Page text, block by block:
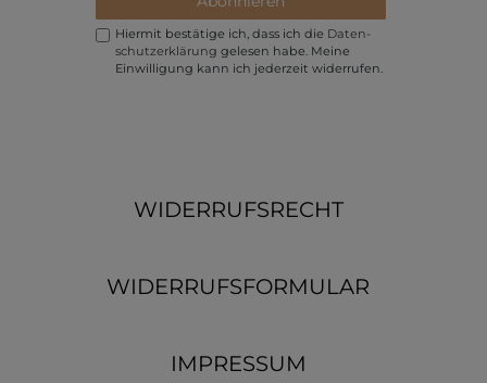
Hiermit bestätige ich, dass ich die Daten­
schutz­erklärung gelesen habe. Meine
Einwilligung kann ich jederzeit widerrufen.
WIDERRUFSRECHT
WIDERRUFSFORMULAR
IMPRESSUM